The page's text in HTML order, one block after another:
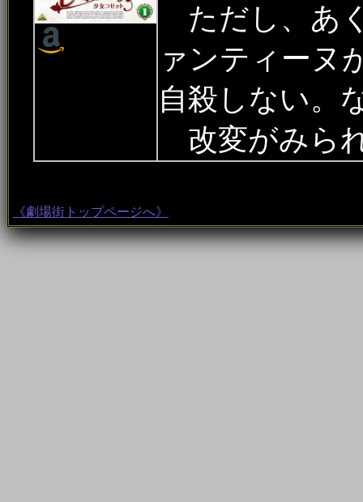
ただし、あ
ァンティーヌ
自殺しない。
改変がみら
《劇場街トップページへ》